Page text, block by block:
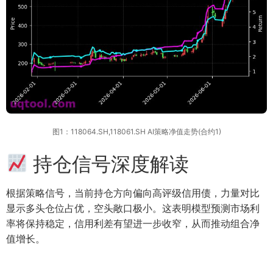
图1：118064.SH,118061.SH AI策略净值走势(合约1)
持仓信号深度解读
根据策略信号，当前持仓方向偏向高评级信用债，力量对比
显示多头仓位占优，空头敞口极小。这表明模型预测市场利
率将保持稳定，信用利差有望进一步收窄，从而推动组合净
值增长。